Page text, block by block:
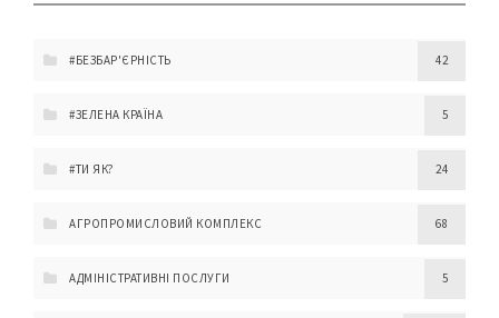
#БЕЗБАР'ЄРНІСТЬ 42
#ЗЕЛЕНА КРАЇНА 5
#ТИ ЯК? 24
АГРОПРОМИСЛОВИЙ КОМПЛЕКС 68
АДМІНІСТРАТИВНІ ПОСЛУГИ 5